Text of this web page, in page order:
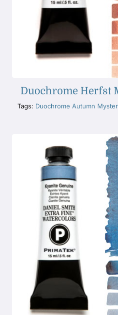
Duochrome Herfst
Tags: Duochrome Autumn